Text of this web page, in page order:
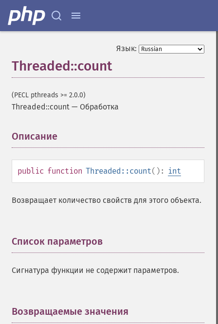
Язык:
Threaded::count
(PECL pthreads >= 2.0.0)
Threaded::count — Обработка
Описание
public function Threaded::count(): int
Возвращает количество свойств для этого объекта.
Список параметров
Сигнатура функции не содержит параметров.
Возвращаемые значения